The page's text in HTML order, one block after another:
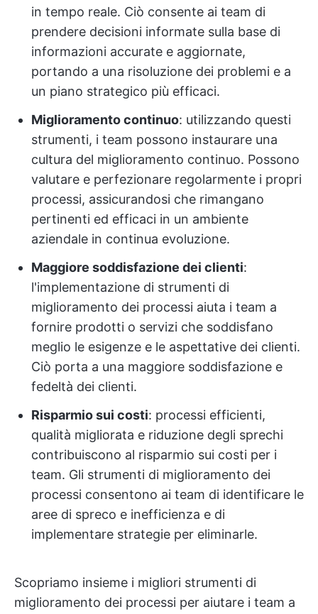
in tempo reale. Ciò consente ai team di
prendere decisioni informate sulla base di
informazioni accurate e aggiornate,
portando a una risoluzione dei problemi e a
un piano strategico più efficaci.
Miglioramento continuo: utilizzando questi
strumenti, i team possono instaurare una
cultura del miglioramento continuo. Possono
valutare e perfezionare regolarmente i propri
processi, assicurandosi che rimangano
pertinenti ed efficaci in un ambiente
aziendale in continua evoluzione.
Maggiore soddisfazione dei clienti:
l'implementazione di strumenti di
miglioramento dei processi aiuta i team a
fornire prodotti o servizi che soddisfano
meglio le esigenze e le aspettative dei clienti.
Ciò porta a una maggiore soddisfazione e
fedeltà dei clienti.
Risparmio sui costi: processi efficienti,
qualità migliorata e riduzione degli sprechi
contribuiscono al risparmio sui costi per i
team. Gli strumenti di miglioramento dei
processi consentono ai team di identificare le
aree di spreco e inefficienza e di
implementare strategie per eliminarle.
Scopriamo insieme i migliori strumenti di
miglioramento dei processi per aiutare i team a